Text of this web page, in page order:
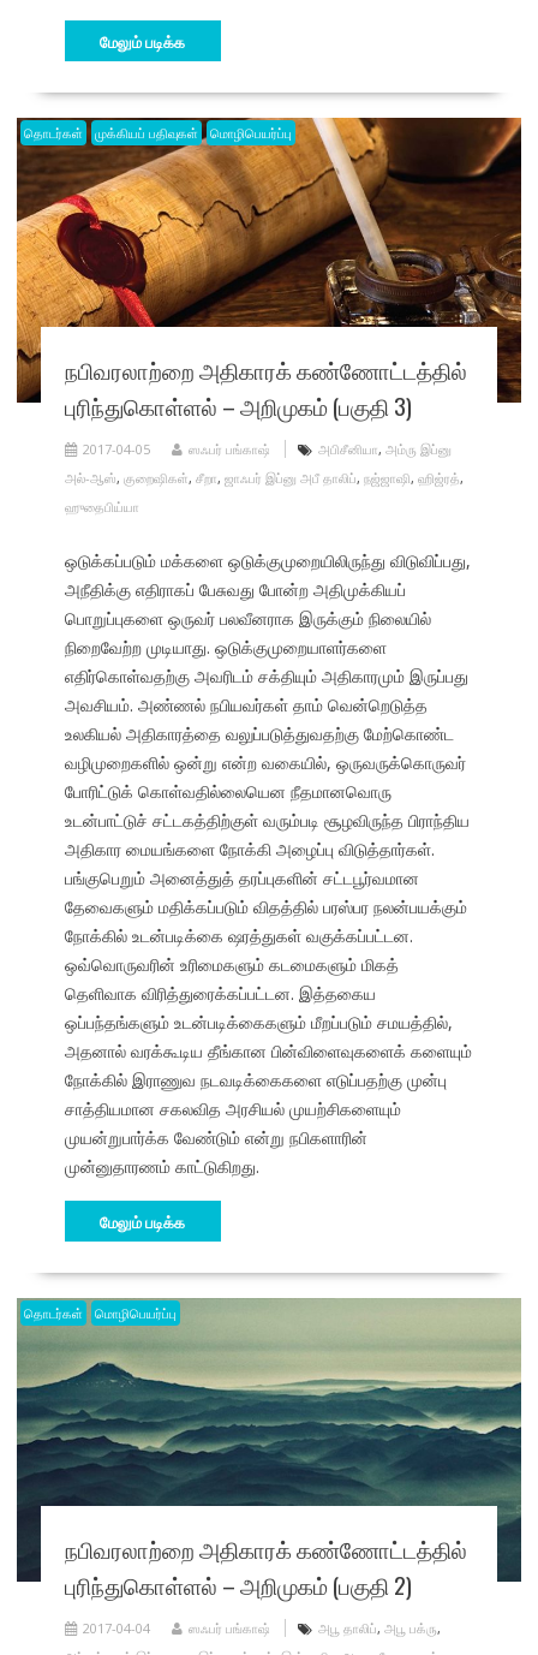
மேலும் படிக்க
தொடர்கள் முக்கியப் பதிவுகள் மொழிபெயர்ப்பு
நபிவரலாற்றை அதிகாரக் கண்ணோட்டத்தில்
புரிந்துகொள்ளல் – அறிமுகம் (பகுதி 3)
2017-04-05 ஸஃபர் பங்காஷ் அபிசீனியா, அம்ரு இப்னு
அல்-ஆஸ், குறைஷிகள், சீறா, ஜாஃபர் இப்னு அபீ தாலிப், நஜ்ஜாஷி, ஹிஜ்ரத்,
ஹுதைபிய்யா
ஒடுக்கப்படும் மக்களை ஒடுக்குமுறையிலிருந்து விடுவிப்பது,
அநீதிக்கு எதிராகப் பேசுவது போன்ற அதிமுக்கியப்
பொறுப்புகளை ஒருவர் பலவீனராக இருக்கும் நிலையில்
நிறைவேற்ற முடியாது. ஒடுக்குமுறையாளர்களை
எதிர்கொள்வதற்கு அவரிடம் சக்தியும் அதிகாரமும் இருப்பது
அவசியம். அண்ணல் நபியவர்கள் தாம் வென்றெடுத்த
உலகியல் அதிகாரத்தை வலுப்படுத்துவதற்கு மேற்கொண்ட
வழிமுறைகளில் ஒன்று என்ற வகையில், ஒருவருக்கொருவர்
போரிட்டுக் கொள்வதில்லையென நீதமானவொரு
உடன்பாட்டுச் சட்டகத்திற்குள் வரும்படி சூழவிருந்த பிராந்திய
அதிகார மையங்களை நோக்கி அழைப்பு விடுத்தார்கள்.
பங்குபெறும் அனைத்துத் தரப்புகளின் சட்டபூர்வமான
தேவைகளும் மதிக்கப்படும் விதத்தில் பரஸ்பர நலன்பயக்கும்
நோக்கில் உடன்படிக்கை ஷரத்துகள் வகுக்கப்பட்டன.
ஒவ்வொருவரின் உரிமைகளும் கடமைகளும் மிகத்
தெளிவாக விரித்துரைக்கப்பட்டன. இத்தகைய
ஒப்பந்தங்களும் உடன்படிக்கைகளும் மீறப்படும் சமயத்தில்,
அதனால் வரக்கூடிய தீங்கான பின்விளைவுகளைக் களையும்
நோக்கில் இராணுவ நடவடிக்கைகளை எடுப்பதற்கு முன்பு
சாத்தியமான சகலவித அரசியல் முயற்சிகளையும்
முயன்றுபார்க்க வேண்டும் என்று நபிகளாரின்
முன்னுதாரணம் காட்டுகிறது.
மேலும் படிக்க
தொடர்கள் மொழிபெயர்ப்பு
நபிவரலாற்றை அதிகாரக் கண்ணோட்டத்தில்
புரிந்துகொள்ளல் – அறிமுகம் (பகுதி 2)
2017-04-04 ஸஃபர் பங்காஷ் அபூ தாலிப், அபூ பக்ரு,